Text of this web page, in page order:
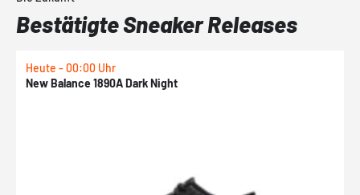
Bestätigte Sneaker Releases
Heute - 00:00 Uhr
New Balance 1890A Dark Night